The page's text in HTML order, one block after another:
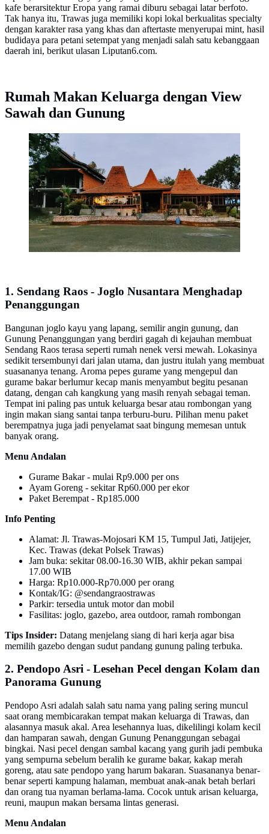
kafe berarsitektur Eropa yang ramai diburu sebagai latar berfoto.
Tak hanya itu, Trawas juga memiliki kopi lokal berkualitas specialty
dengan karakter rasa yang khas dan aftertaste menyerupai mint, hasil
budidaya para petani setempat yang menjadi salah satu kebanggaan
daerah ini, berikut ulasan Liputan6.com.
Rumah Makan Keluarga dengan View
Sawah dan Gunung
Sendang Raos - Joglo Nusantara Menghadap
Penanggungan (Sumber: Google Maps/ Sendang Raos)
1. Sendang Raos - Joglo Nusantara Menghadap
Penanggungan
Bangunan joglo kayu yang lapang, semilir angin gunung, dan
Gunung Penanggungan yang berdiri gagah di kejauhan membuat
Sendang Raos terasa seperti rumah nenek versi mewah. Lokasinya
sedikit tersembunyi dari jalan utama, dan justru itulah yang membuat
suasananya tenang. Aroma pepes gurame yang mengepul dan
gurame bakar berlumur kecap manis menyambut begitu pesanan
datang, dengan cah kangkung yang masih renyah sebagai teman.
Tempat ini paling pas untuk keluarga besar atau rombongan yang
ingin makan siang santai tanpa terburu-buru. Pilihan menu paket
berempatnya juga jadi penyelamat saat bingung memesan untuk
banyak orang.
Menu Andalan
Gurame Bakar - mulai Rp9.000 per ons
Ayam Goreng - sekitar Rp60.000 per ekor
Paket Berempat - Rp185.000
Info Penting
Alamat: Jl. Trawas-Mojosari KM 15, Tumpul Jati, Jatijejer,
Kec. Trawas (dekat Polsek Trawas)
Jam buka: sekitar 08.00-16.30 WIB, akhir pekan sampai
17.00 WIB
Harga: Rp10.000-Rp70.000 per orang
Kontak/IG: @sendangraostrawas
Parkir: tersedia untuk motor dan mobil
Fasilitas: joglo, gazebo, area outdoor, ramah rombongan
Tips Insider: Datang menjelang siang di hari kerja agar bisa
memilih gazebo dengan sudut pandang gunung paling terbuka.
2. Pendopo Asri - Lesehan Pecel dengan Kolam dan
Panorama Gunung
Pendopo Asri adalah salah satu nama yang paling sering muncul
saat orang membicarakan tempat makan keluarga di Trawas, dan
alasannya masuk akal. Area lesehannya luas, dikelilingi kolam kecil
dan hamparan sawah, dengan Gunung Penanggungan sebagai
bingkai. Nasi pecel dengan sambal kacang yang gurih jadi pembuka
yang sempurna sebelum beralih ke gurame bakar, kakap merah
goreng, atau sate pendopo yang harum bakaran. Suasananya benar-
benar seperti kampung halaman, membuat anak-anak betah berlari
dan orang tua nyaman berlama-lama. Cocok untuk arisan keluarga,
reuni, maupun makan bersama lintas generasi.
Menu Andalan